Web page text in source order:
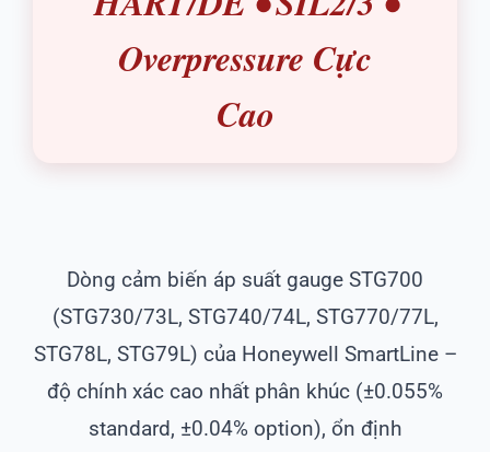
Overpressure Cực
Cao
Dòng cảm biến áp suất gauge STG700
(STG730/73L, STG740/74L, STG770/77L,
STG78L, STG79L) của Honeywell SmartLine –
độ chính xác cao nhất phân khúc (±0.055%
standard, ±0.04% option), ổn định